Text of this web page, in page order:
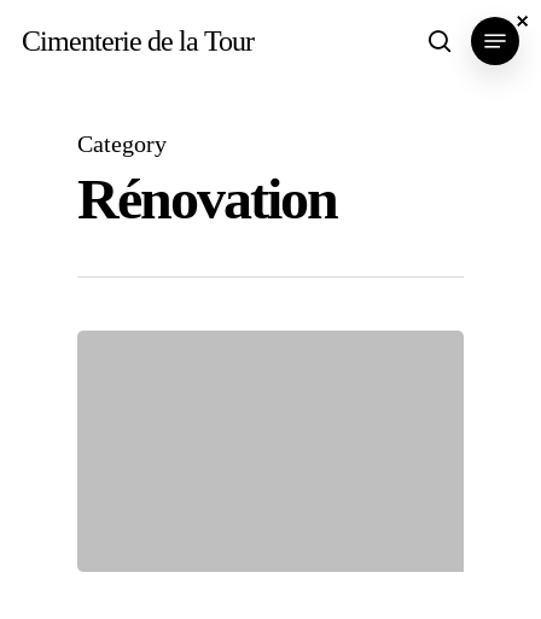
Cimenterie de la Tour search
Menu
Category
Rénovation
×
×
×